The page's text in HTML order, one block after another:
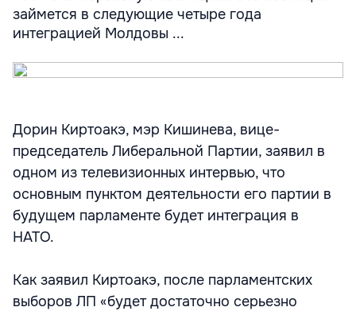
займется в следующие четыре года
интеграцией Молдовы ...
Дорин Киртоакэ, мэр Кишинева, вице-
председатель Либеральной Партии, заявил в
одном из телевизионных интервью, что
основным пунктом деятельности его партии в
будущем парламенте будет интеграция в
НАТО.
Как заявил Киртоакэ, после парламентских
выборов ЛП «будет достаточно серьезно